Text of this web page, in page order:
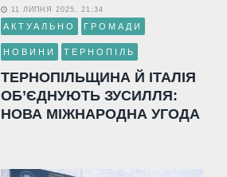
11 ЛИПНЯ 2025, 21:34
АКТУАЛЬНО ГРОМАДИ
НОВИНИ ТЕРНОПІЛЬ
ТЕРНОПІЛЬЩИНА Й ІТАЛІЯ
ОБ’ЄДНУЮТЬ ЗУСИЛЛЯ:
НОВА МІЖНАРОДНА УГОДА